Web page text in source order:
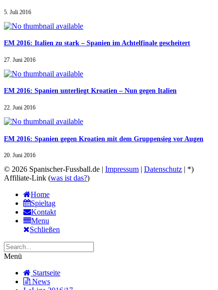
5. Juli 2016
EM 2016: Italien zu stark – Spanien im Achtelfinale gescheitert
27. Juni 2016
EM 2016: Spanien unterliegt Kroatien – Nun gegen Italien
22. Juni 2016
EM 2016: Spanien gegen Kroatien mit dem Gruppensieg vor Augen
20. Juni 2016
© 2026 Spanischer-Fussball.de | Impressum | Datenschutz | *)
Affiliate-Link (was ist das?)
Home
Spieltag
Kontakt
Menu
Schließen
Menü
Startseite
News